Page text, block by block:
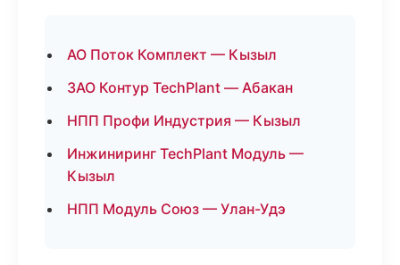
АО Поток Комплект — Кызыл
ЗАО Контур TechPlant — Абакан
НПП Профи Индустрия — Кызыл
Инжиниринг TechPlant Модуль —
Кызыл
НПП Модуль Союз — Улан-Удэ